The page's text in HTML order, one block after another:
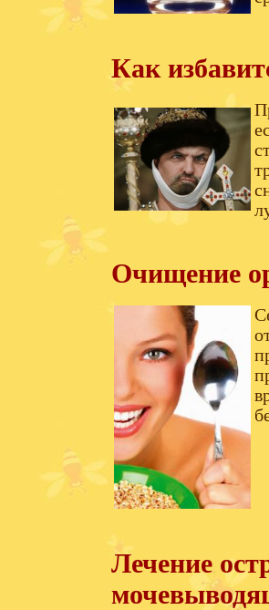
Как
Очищение
Лечение